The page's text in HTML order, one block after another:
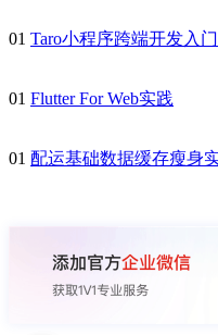
01 Taro小程序跨端开发入
01 Flutter For Web实践
01 配运基础数据缓存瘦身